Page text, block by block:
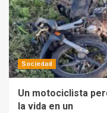
Sociedad
Un motociclista
la vida en un